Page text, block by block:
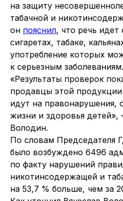
на защиту
табачной и
он пояснил, что речь идет
сигаретах, табаке,
употребление которых
к серьезным заболеваниям.
«Результаты проверок
продавцы этой
идут на правонарушения,
жизни и здоровья детей»,
Володин.
По словам Председателя
было возбуждено 6496
по факту нарушений
никотинсодержащей и
на 53,7 % больше, чем за